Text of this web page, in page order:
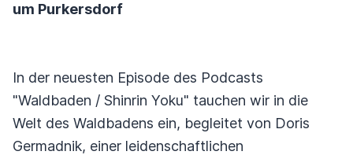
um Purkersdorf
In der neuesten Episode des Podcasts
"Waldbaden / Shinrin Yoku" tauchen wir in die
Welt des Waldbadens ein, begleitet von Doris
Germadnik, einer leidenschaftlichen